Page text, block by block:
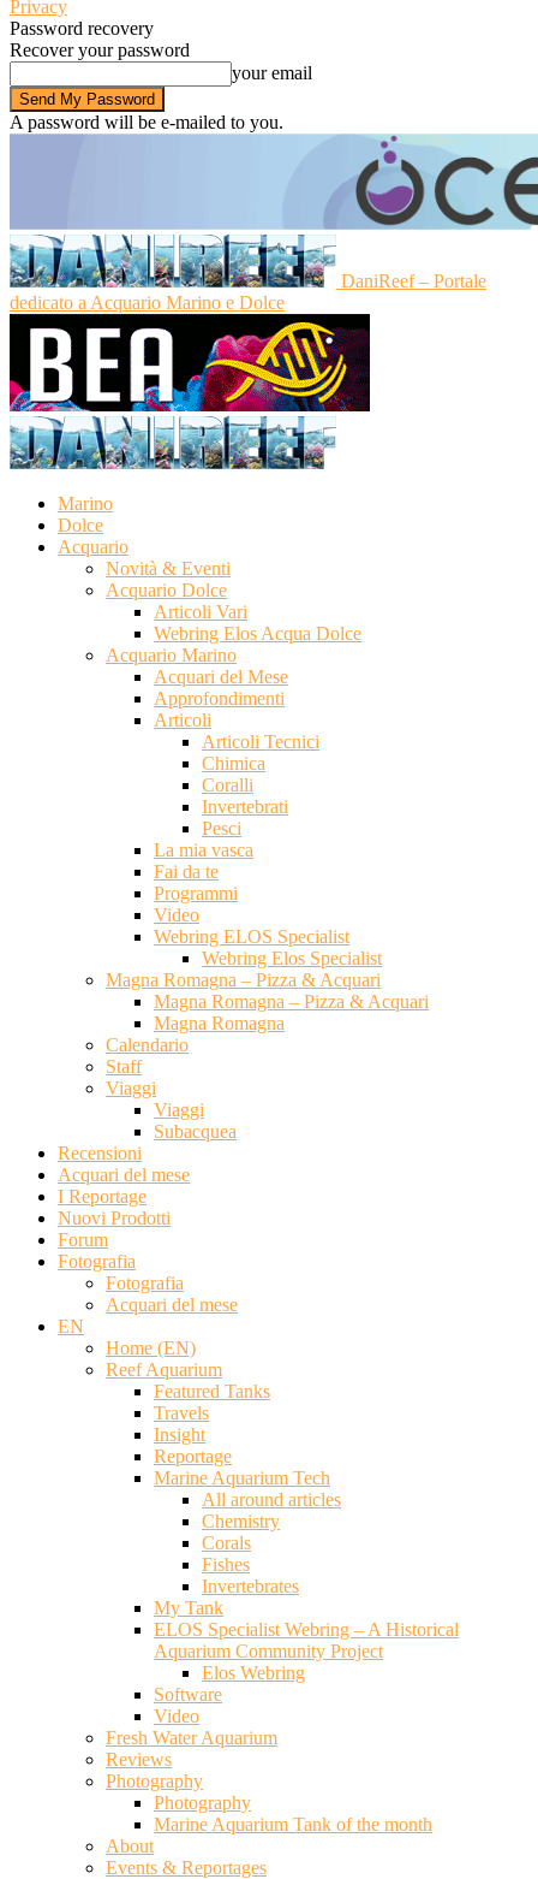
Privacy
Password recovery
Recover your password
your email
A password will be e-mailed to you.
DaniReef – Portale
dedicato a Acquario Marino e Dolce
Marino
Dolce
Acquario
Novità & Eventi
Acquario Dolce
Articoli Vari
Webring Elos Acqua Dolce
Acquario Marino
Acquari del Mese
Approfondimenti
Articoli
Articoli Tecnici
Chimica
Coralli
Invertebrati
Pesci
La mia vasca
Fai da te
Programmi
Video
Webring ELOS Specialist
Webring Elos Specialist
Magna Romagna – Pizza & Acquari
Magna Romagna – Pizza & Acquari
Magna Romagna
Calendario
Staff
Viaggi
Viaggi
Subacquea
Recensioni
Acquari del mese
I Reportage
Nuovi Prodotti
Forum
Fotografia
Fotografia
Acquari del mese
EN
Home (EN)
Reef Aquarium
Featured Tanks
Travels
Insight
Reportage
Marine Aquarium Tech
All around articles
Chemistry
Corals
Fishes
Invertebrates
My Tank
ELOS Specialist Webring – A Historical
Aquarium Community Project
Elos Webring
Software
Video
Fresh Water Aquarium
Reviews
Photography
Photography
Marine Aquarium Tank of the month
About
Events & Reportages